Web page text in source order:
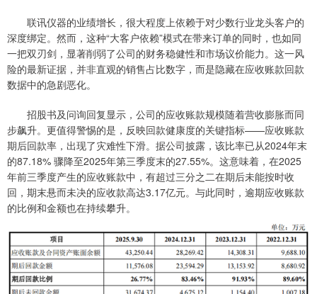
联讯仪器的业绩增长，很大程度上依赖于对少数行业龙头客户的
深度绑定。然而，这种“大客户依赖”模式在带来订单的同时，也如同
一把双刃剑，显著削弱了公司的财务稳健性和市场议价能力。这一风
险的最新证据，并非直观的销售占比数字，而是隐藏在应收账款回款
数据中的急剧恶化。
招股书及问询回复显示，公司的应收账款规模随着营收膨胀而同
步飙升。更值得警惕的是，反映回款健康度的关键指标——应收账款
期后回款率，出现了灾难性下滑。据公司披露，该比率已从2024年末
的87.18% 骤降至2025年第三季度末的27.55%。这意味着，在2025
年前三季度产生的应收账款中，有超过三分之二在期后未能按时收
回，期末悬而未决的应收款高达3.17亿元。与此同时，逾期应收账款
的比例和金额也在持续攀升。